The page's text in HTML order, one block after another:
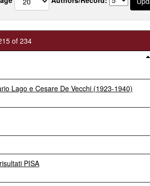
of 234
Lago e Cesare De Vecchi (1923-1940)
PISA